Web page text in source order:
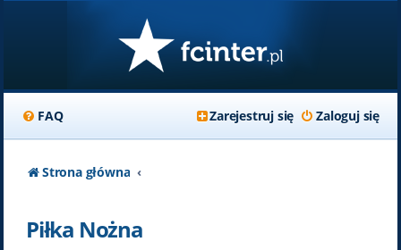
FAQ Zaloguj się
Zarejestruj się
Strona główna
Piłka Nożna